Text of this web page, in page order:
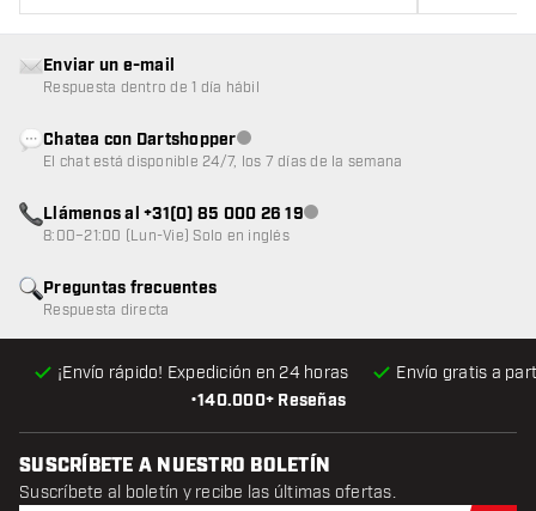
•140.000+ Reseñas
¡Envío rápido! Expedición en 24 horas Envío gratis a
Preguntas frecuentes
Respuesta directa
Enviar un e-mail
Respuesta dentro de 1 día hábil
Chatea con DartshopperAtención al cliente no disponible
El chat está disponible 24/7, los 7 días de la semana
Llámenos al +31(0) 85 000 26 19Atención al cliente no disponible
8:00–21:00 (Lun-Vie) Solo en inglés
SUSCRÍBETE A NUESTRO BOLETÍN
Suscríbete al boletín y recibe las últimas ofertas.